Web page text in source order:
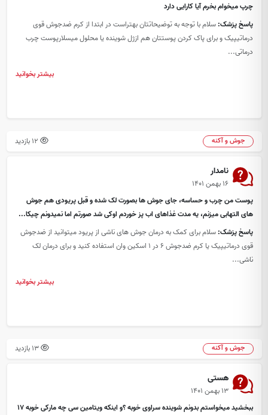
چرپ میخوام بخرم آیا کارایی دارد
پاسخ پزشک: سلام با توجه به توضیحاتتان بهتراست در ابتدا از کرم ضدجوش قوی
درماتیپیک و برای پاک کردن پوستتان هم ازژل شوینده یا محلول میسلارپوست چرب
درماتی...
بیشتر بخوانید
جوش و آکنه
نامدار
۱۶ بهمن ۱۴۰۱
پوست من چرب و حساسه، جای جوش ها بصورت لک شده و قبل پریودی هم جوش
های التهابی میزنم، یه مدت غذاهای اب پز خوردم اوکی شد صورتم اما نمیدونم چیکا...
پاسخ پزشک: سلام برای کمک به درمان جوش های ناشی از پریود میتوانید از ضدجوش
قوی درماتیپیک یا کرم ضدجوش 6 در 1 اسکین وان استفاده کنید و برای درمان لک
ناشی...
بیشتر بخوانید
جوش و آکنه 13 بازدید
هستی
۱۳ بهمن ۱۴۰۱
ببخشید میخواستم بدونم شوینده سراوی خوبه ؟و اینکه ویتامین سی چه مارکی خوبه ۱۷